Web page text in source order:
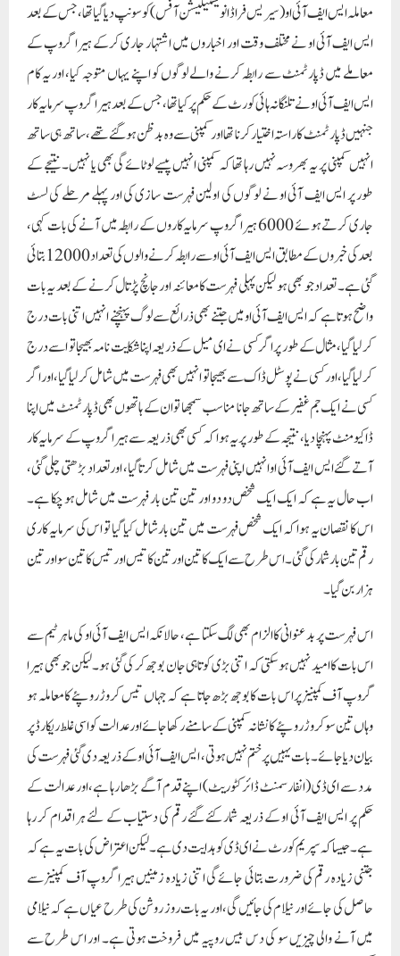
معاملہ ایس ایف آئی او (سیریس فراڈ انویسٹیگیشن آفس) کو سونپ دیا گیاتھا، جس کے بعد
ایس ایف آئی او نے مختلف وقت اور اخباروں میں اشتہار جاری کرکے ہیرا گروپ کے
معاملے میں ڈپارٹمنٹ سے رابطہ کرنے والے لوگوں کو اپنے یہاں متوجہ کیا، اور یہ کام
ایس ایف آئی او نے تلنگانہ ہائی کورٹ کے حکم پر کیا تھا، جس کے بعد ہیرا گروپ سرمایہ کار
جنہیں ڈپارٹمنٹ کا راستہ اختیار کرنا تھااور کمپنی سے وہ بدظن ہوگئے تھے، ساتھ ہی ساتھ
انہیں کمپنی پر یہ بھروسہ نہیں رہا تھا کہ کمپنی انہیں پیسے لوٹائے گی بھی یا نہیں۔ نتیجے کے
طور پر ایس ایف آئی او نے لوگوں کی اولین فہرست سازی کی اور پہلے مرحلے کی لسٹ
جاری کرتے ہوئے 6000 ہیرا گروپ سرمایہ کاروں کے رابطہ میں آنے کی بات کہی،
بعد کی خبروں کے مطابق ایس ایف آئی او سے رابطہ کرنے والوں کی تعداد 12000 بتائی
گئی ہے۔ تعداد جو بھی ہو لیکن پہلی فہرست کا معائنہ اور جانچ پڑتال کرنے کے بعد یہ بات
واضح ہوتا ہے کہ ایس ایف آئی او میں جتنے بھی ذرائع سے لوگ پہنچنے انہیں اتنی بات درج
کر لیا گیا، مثال کے طور پر اگر کسی نے ای میل کے ذریعہ اپنا شکایت نامہ بھیجا تو اسے درج
کر لیا گیا، اور کسی نے پوسٹل ڈاک سے بھیجا تو انہیں بھی فہرست میں شامل کر لیا گیا، اور اگر
کسی نے ایک جم غفیر کے ساتھ جانا مناسب سمجھا تو ان کے ہاتھوں بھی ڈپارٹمنٹ میں اپنا
ڈاکیومنٹ پہنچا دیا، نتیجہ کے طور پر یہ ہوا کہ کسی بھی ذریعہ سے ہیرا گروپ کے سرمایہ کار
آتے گئے ایس ایف آئی او انہیں اپنی فہرست میں شامل کرتا گیا، اور تعداد بڑھتی چلی گئی،
اب حال یہ ہے کہ ایک ایک شخص دو دو اور تین تین بار فہرست میں شامل ہو چکا ہے۔
اس کا نقصان یہ ہوا کہ ایک شخص فہرست میں تین بار شامل کیا گیا تو اس کی سرمایہ کاری
رقم تین بار شمار کی گئی۔ اس طرح سے ایک کا تین اور تین کا تیس اور تیس کا تین سو اور تین
ہزار بن گیا۔
اس فہرست پر بدعنوانی کا الزام بھی لگ سکتا ہے، حالانکہ ایس ایف آئی او کی ماہر ٹیم سے
اس بات کا امید نہیں ہو سکتی کہ اتنی بڑی کوتاہی جان بوجھ کر کی گئی ہو۔ لیکن جو بھی ہیرا
گروپ آف کمپنیز پر اس بات کا بوجھ بڑھ جاتا ہے کہ جہاں تیس کروڑ روپئے کا معاملہ ہو
وہاں تین سو کروڑ روپئے کا نشانہ کمپنی کے سامنے رکھا جائے اور عدالت کو اسی غلط ریکارڈ پر
بیان دیا جائے۔ بات یہیں پر ختم نہیں ہوتی ، ایس ایف آئی او کے ذریعہ دی گئی فہرست کی
مدد سے ای ڈی (انفارسمنٹ ڈائرکٹوریٹ) اپنے قدم آگے بڑھا رہا ہے، اور عدالت کے
حکم پر ایس ایف آئی او کے ذریعہ شمار کئے گئے رقم کی دستیاب کے لئے ہر اقدام کر رہا
ہے۔ جیسا کہ سپریم کورٹ نے ای ڈی کو ہدایت دی ہے۔ لیکن اعتراض کی بات یہ ہے کہ
جتنی زیادہ رقم کی ضرورت بتائی جائے گی اتنی زیادہ زمینیں ہیرا گروپ آف کمپنیز سے
حاصل کی جائے اور نیلام کی جائیں گی، اور یہ بات روز روشن کی طرح عیاں ہے کہ نیلامی
میں آنے والی چیزیں سو کی دس بیس روپیہ میں فروخت ہوتی ہے۔ اور اس طرح سے